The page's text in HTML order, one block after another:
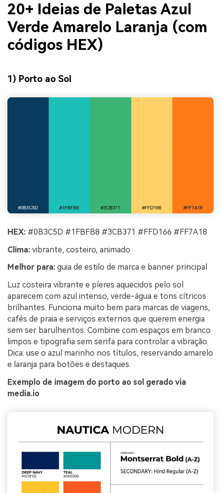
20+ Ideias de Paletas Azul
Verde Amarelo Laranja (com
códigos HEX)
1) Porto ao Sol
HEX: #0B3C5D #1FBFB8 #3CB371 #FFD166 #FF7A18
Clima: vibrante, costeiro, animado
Melhor para: guia de estilo de marca e banner principal
Luz costeira vibrante e píeres aquecidos pelo sol
aparecem com azul intenso, verde-água e tons cítricos
brilhantes. Funciona muito bem para marcas de viagens,
cafés de praia e serviços externos que querem energia
sem ser barulhentos. Combine com espaços em branco
limpos e tipografia sem serifa para controlar a vibração.
Dica: use o azul marinho nos títulos, reservando amarelo
e laranja para botões e destaques.
Exemplo de imagem do porto ao sol gerado via
media.io